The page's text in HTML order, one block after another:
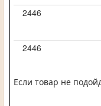
2446
2446
Если товар не